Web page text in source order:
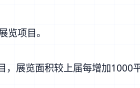
览项目。
，展览面积较上届每增加1000